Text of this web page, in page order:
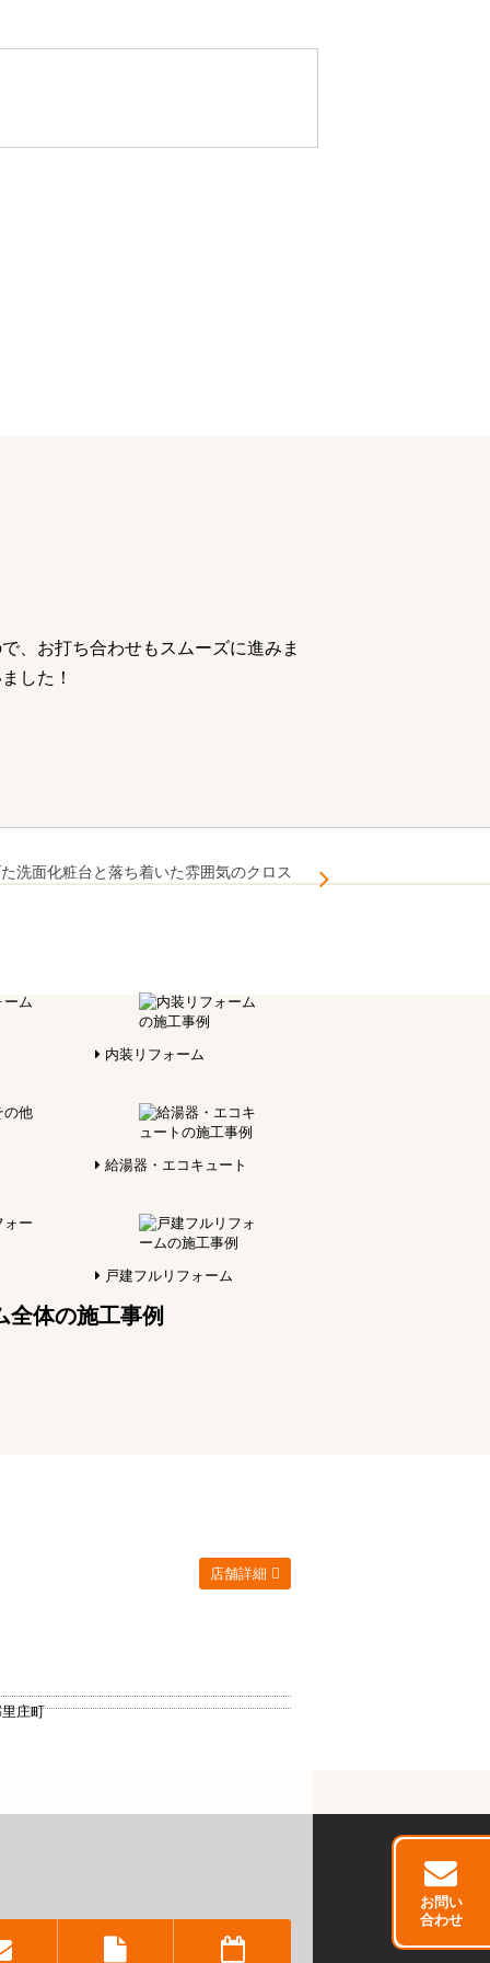
、お打ち合わせもスムーズに進みま
した！
洗面化粧台と落ち着いた雰囲気のクロス
内装リフォーム
給湯器・エコキュート
戸建フルリフォーム
全体の施工事例
店舗詳細
庄町
お問い
合わせ